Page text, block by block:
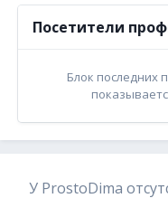
Посетители
Блок последних
У ProstoDima